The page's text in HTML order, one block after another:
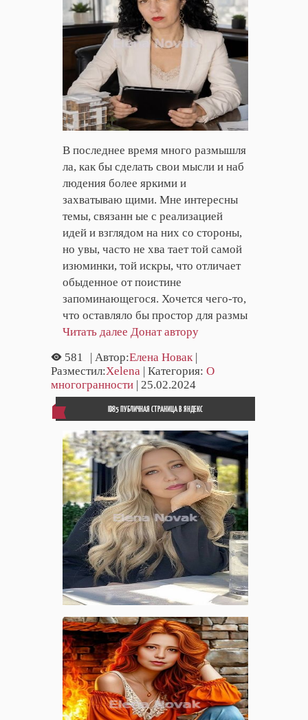
В последнее время много размышля
ла, как бы сделать свои мысли и наб
людения более яркими и
захватываю щими. Мне интересны
темы, связанн ые с реализацией
идей и взглядом на них со стороны,
но увы, часто не хва тает той самой
изюминки, той искры, что отличает
обыденное от поистине
запоминающегося. Хочется чего-то,
что оставляло бы простор для размы
Читать далее Донат автору
581
| Автор:Елена Новак|
Разместил:Xelena | Категория: О
многогранности | 25.02.2024
ID85 ПУБЛИЧНАЯ СТРАНИЦА В ЯНДЕКС